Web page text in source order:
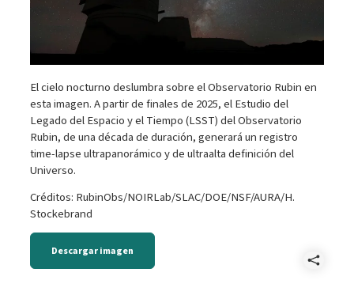
El cielo nocturno deslumbra sobre el Observatorio Rubin en
esta imagen. A partir de finales de 2025, el Estudio del
Legado del Espacio y el Tiempo (LSST) del Observatorio
Rubin, de una década de duración, generará un registro
time-lapse ultrapanorámico y de ultraalta definición del
Universo.
Créditos: RubinObs/NOIRLab/SLAC/DOE/NSF/AURA/H.
Stockebrand
Descargar imagen